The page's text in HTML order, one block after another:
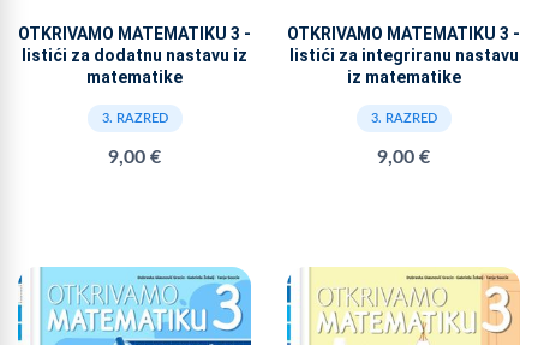
OTKRIVAMO MATEMATIKU 3 -
listići za dodatnu nastavu iz
matematike
3. RAZRED
9,00 €
OTKRIVAMO MATEMATIKU 3 -
listići za integriranu nastavu
iz matematike
3. RAZRED
9,00 €